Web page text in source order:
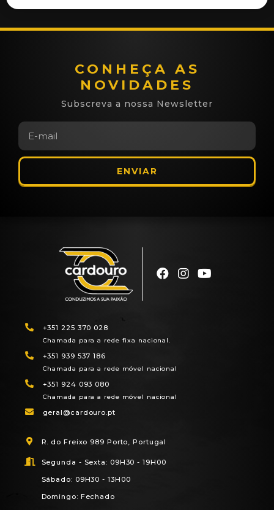
CONHEÇA AS
NOVIDADES
Subscreva a nossa Newsletter
ENVIAR
+351 225 370 028
Chamada para a rede fixa nacional.
+351 939 537 186
Chamada para a rede móvel nacional
+351 924 093 080
Chamada para a rede móvel nacional
geral@cardouro.pt
R. do Freixo 989 Porto, Portugal
Segunda - Sexta: 09H30 - 19H00
Sábado: 09H30 - 13H00
Domingo: Fechado